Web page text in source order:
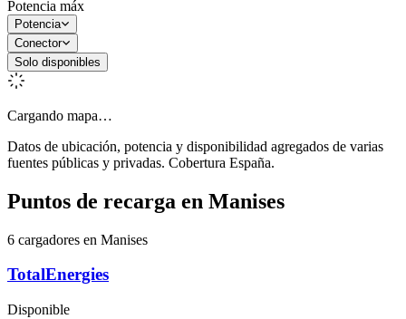
Potencia máx
Potencia
Conector
Solo disponibles
Cargando mapa…
Datos de ubicación, potencia y disponibilidad agregados de varias
fuentes públicas y privadas. Cobertura España.
Puntos de recarga en Manises
6 cargadores en Manises
TotalEnergies
Disponible